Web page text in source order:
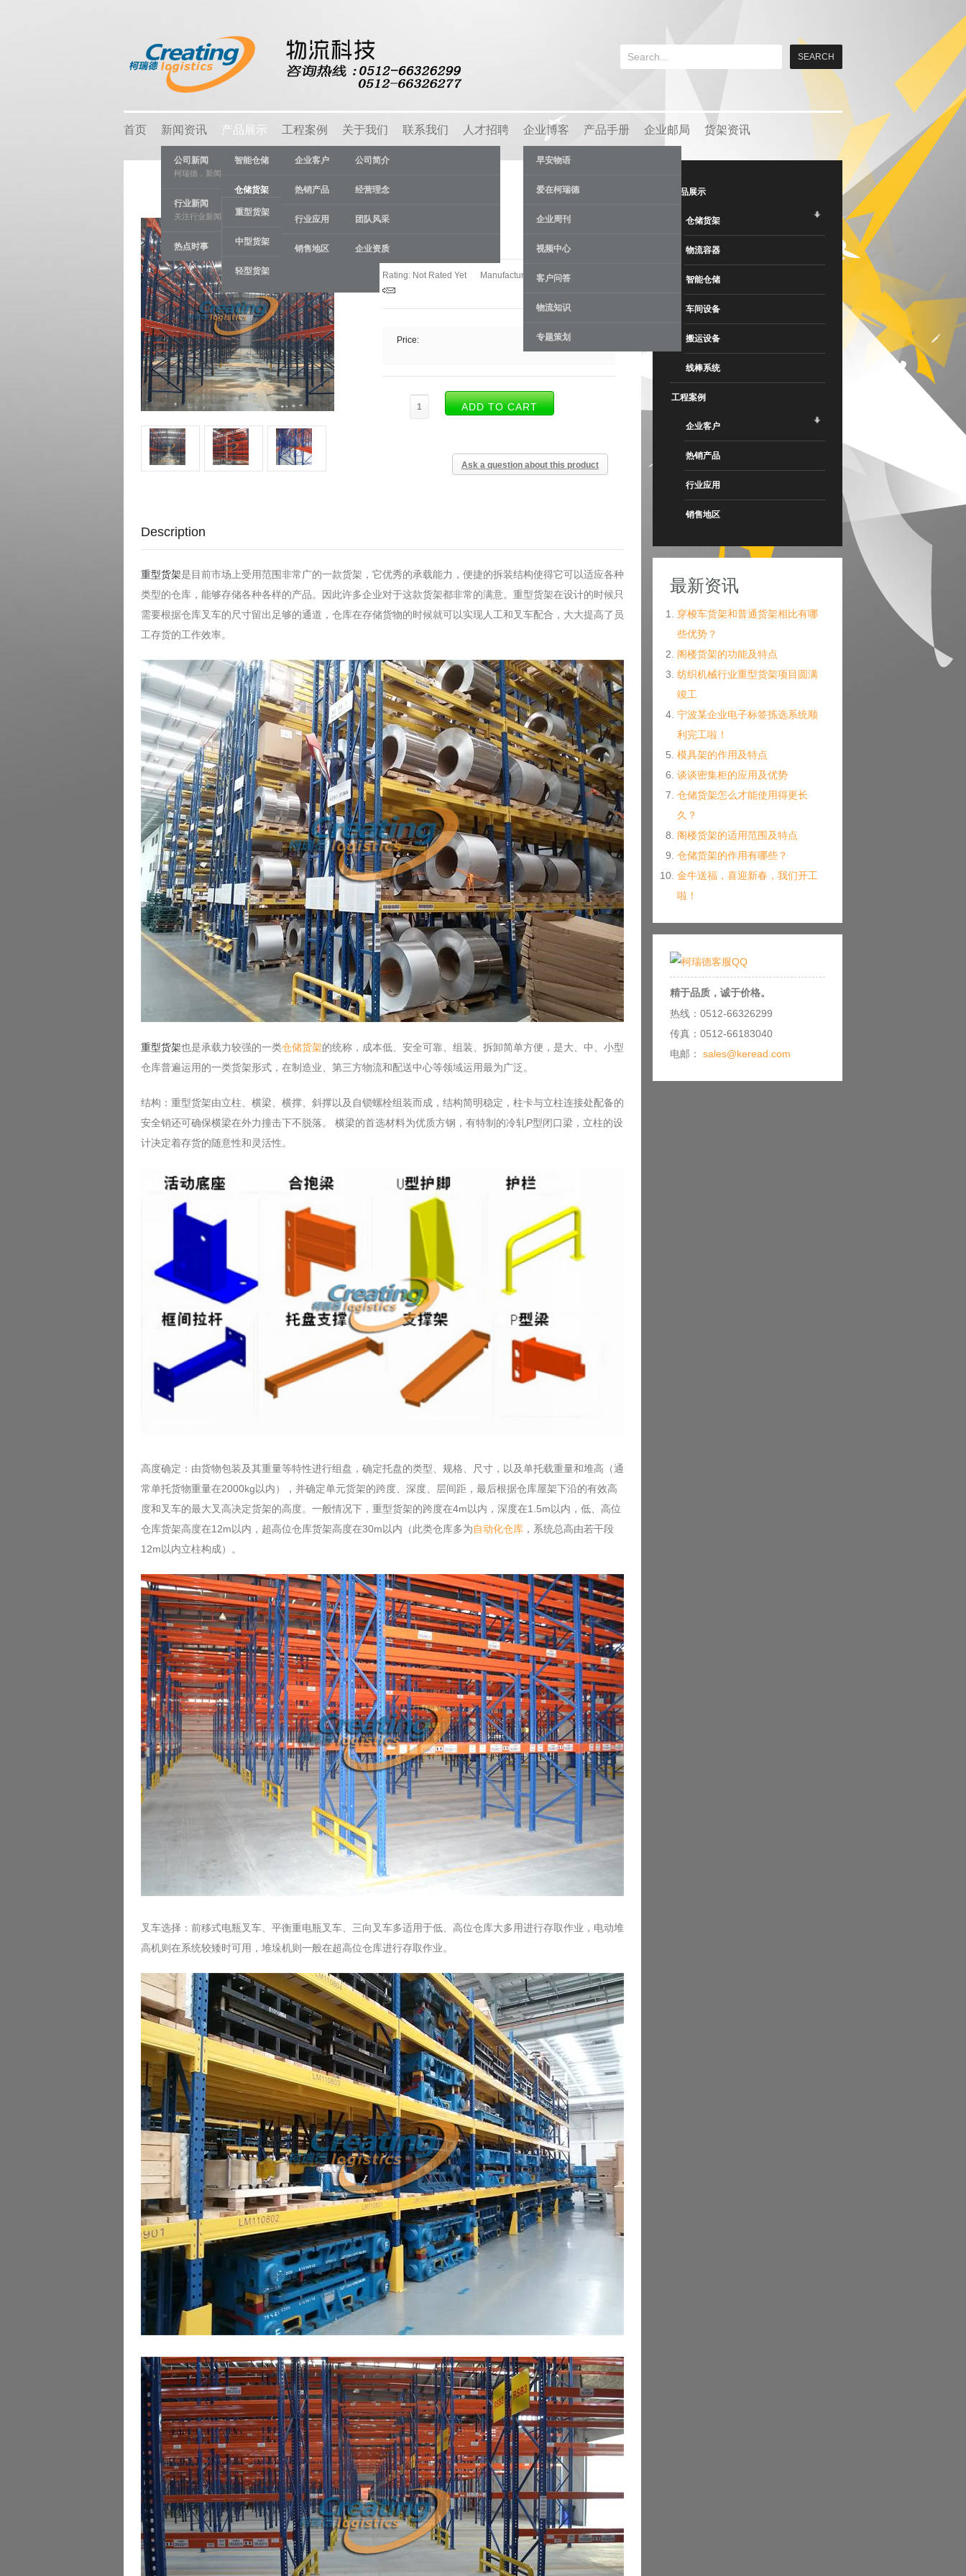
首页 新闻资讯
公司新闻
柯瑞德，新闻资讯
行业新闻
关注行业新闻，推动行业发展。
热点时事
产品展示
智能仓储
仓储货架
重型货架
中型货架
轻型货架
物流容器
车间设备
线棒系统
工程案例
企业客户
热销产品
行业应用
销售地区
关于我们
公司简介
经营理念
团队风采
企业资质
联系我们 人才招聘 企业博客
早安物语
爱在柯瑞德
企业周刊
视频中心
客户问答
物流知识
专题策划
产品手册 企业邮局 货架资讯
重型货架
Rating: Not Rated Yet Manufacturer: 苏州柯瑞德货架厂
Price:
Ask a question about this product
Description
重型货架是目前市场上受用范围非常广的一款货架，它优秀的承载能力，便捷的拆装结构使得它可以适应各种
类型的仓库，能够存储各种各样的产品。因此许多企业对于这款货架都非常的满意。重型货架在设计的时候只
需要根据仓库叉车的尺寸留出足够的通道，仓库在存储货物的时候就可以实现人工和叉车配合，大大提高了员
工存货的工作效率。
重型货架也是承载力较强的一类仓储货架的统称，成本低、安全可靠、组装、拆卸简单方便，是大、中、小型
仓库普遍运用的一类货架形式，在制造业、第三方物流和配送中心等领域运用最为广泛。
结构：重型货架由立柱、横梁、横撑、斜撑以及自锁螺栓组装而成，结构简明稳定，柱卡与立柱连接处配备的
安全销还可确保横梁在外力撞击下不脱落。 横梁的首选材料为优质方钢，有特制的冷轧P型闭口梁，立柱的设
计决定着存货的随意性和灵活性。
高度确定：由货物包装及其重量等特性进行组盘，确定托盘的类型、规格、尺寸，以及单托载重量和堆高（通
常单托货物重量在2000kg以内），并确定单元货架的跨度、深度、层间距，最后根据仓库屋架下沿的有效高
度和叉车的最大叉高决定货架的高度。一般情况下，重型货架的跨度在4m以内，深度在1.5m以内，低、高位
仓库货架高度在12m以内，超高位仓库货架高度在30m以内（此类仓库多为自动化仓库 ，系统总高由若干段
12m以内立柱构成）。
叉车选择：前移式电瓶叉车、平衡重电瓶叉车、三向叉车多适用于低、高位仓库大多用进行存取作业，电动堆
高机则在系统较矮时可用，堆垛机则一般在超高位仓库进行存取作业。
产品展示
仓储货架
物流容器
智能仓储
车间设备
搬运设备
线棒系统
工程案例
企业客户
热销产品
行业应用
销售地区
最新资讯
穿梭车货架和普通货架相比有哪
些优势？
阁楼货架的功能及特点
纺织机械行业重型货架项目圆满
竣工
宁波某企业电子标签拣选系统顺
利完工啦！
模具架的作用及特点
谈谈密集柜的应用及优势
仓储货架怎么才能使用得更长
久？
阁楼货架的适用范围及特点
仓储货架的作用有哪些？
金牛送福，喜迎新春，我们开工
啦！
精于品质，诚于价格。
热线：0512-66326299
传真：0512-66183040
电邮： sales@keread.com